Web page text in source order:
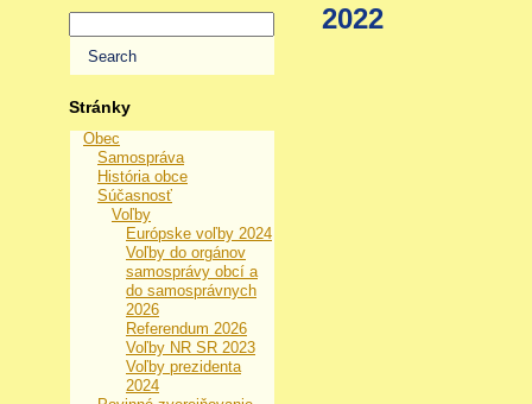
Stránky
Obec
Samospráva
História obce
Súčasnosť
Voľby
Európske voľby 2024
Voľby do orgánov
samosprávy obcí a
do samosprávnych
2026
Referendum 2026
Voľby NR SR 2023
Voľby prezidenta
2024
2022